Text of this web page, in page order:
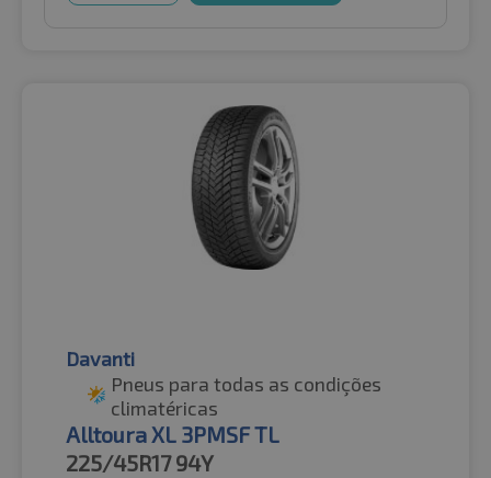
Davanti
Pneus para todas as condições
climatéricas
Alltoura XL 3PMSF TL
225/45R17 94Y